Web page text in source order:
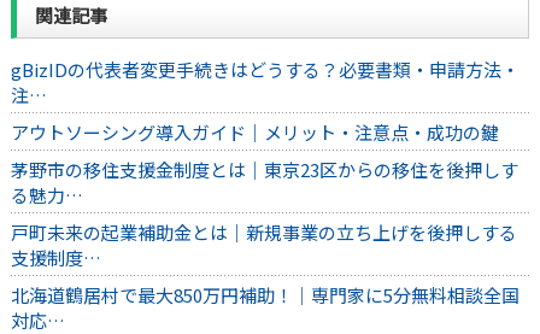
関連記事
gBizIDの代表者変更手続きはどうする？必要書類・申請方法・
注…
アウトソーシング導入ガイド｜メリット・注意点・成功の鍵
茅野市の移住支援金制度とは｜東京23区からの移住を後押しす
る魅力…
戸町未来の起業補助金とは｜新規事業の立ち上げを後押しする
支援制度…
北海道鶴居村で最大850万円補助！｜専門家に5分無料相談全国
対応…